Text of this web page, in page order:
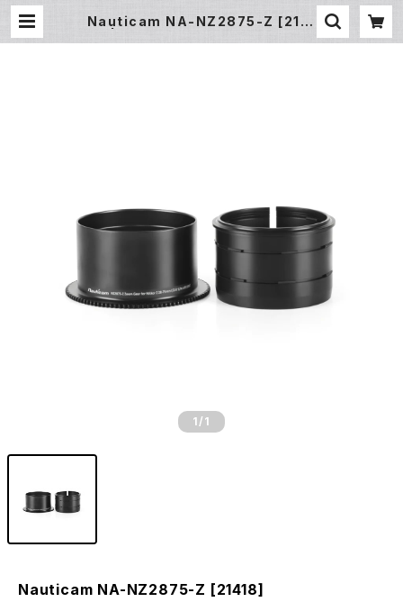
Nauticam NA-NZ2875-Z [2141
1 /1
Nauticam NA-NZ2875-Z [21418]